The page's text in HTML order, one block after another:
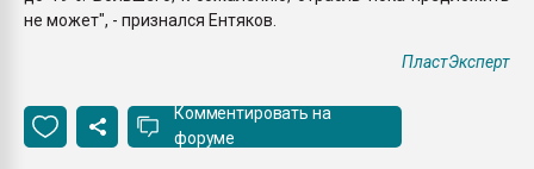
не может", - признался Ентяков.
ПластЭксперт
Комментировать на
форуме